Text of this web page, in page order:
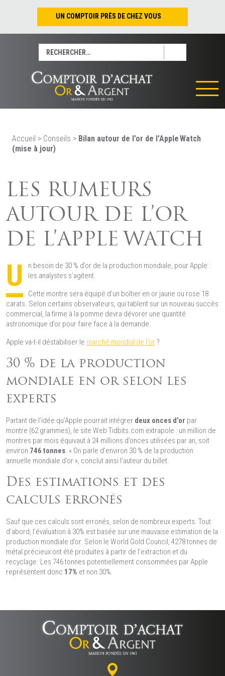
UN COMPTOIR PRÈS DE CHEZ VOUS
Nantes – Jean-Jacques Rousseau
Nantes – Saint-Pierre
Tours
La Rochelle
La Roche/Yon
Rechercher :
Accueil > Conseils > Bilan autour de l’or de l’Apple Watch
(mise à jour)
LES RUMEURS
AUTOUR DE L’OR
DE L’APPLE WATCH
U
n besoin de 30 % d’or de la production mondiale, pour Apple :
les analystes s’agitent.
Cette montre sera équipé d’un boîtier en or jaune ou rose 18
carats. Selon certains observateurs, qui tablent sur un nouveau succès
commercial, la firme à la pomme devra dévorer une quantité
astronomique d’or pour faire face à la demande.
Apple va-t-il déstabiliser le marché mondial de l’or ?
30 % de la production
mondiale en or selon les
experts
Partant de l’idée qu’Apple pourrait intégrer deux onces d’or par
montre (62 grammes), le site Web Tidbits.com extrapole : un million de
montres par mois équivaut à 24 millions d’onces utilisées par an, soit
environ 746 tonnes. « On parle d’environ 30 % de la production
annuelle mondiale d’or », conclut ainsi l’auteur du billet.
Des estimations et des
calculs erronés
Sauf que ces calculs sont erronés, selon de nombreux experts. Tout
d’abord, l’évaluation à 30% est basée sur une mauvaise estimation de la
production mondiale d’or. Selon le World Gold Council, 4278 tonnes de
métal précieux ont été produites à partir de l’extraction et du
recyclage. Les 746 tonnes potentiellement consommées par Apple
représentent donc 17% et non 30%.